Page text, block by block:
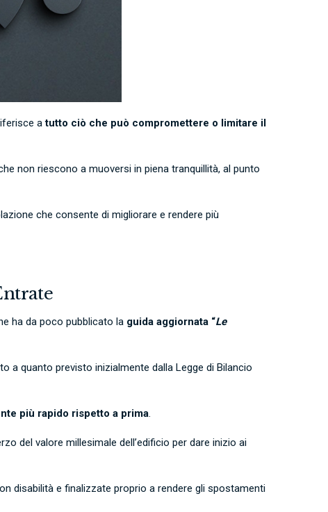
atutto ciò che può compromettere o limitare il
non riescono a muoversi in piena tranquillità, al punto
che consente di migliorare e rendere più
ha da poco pubblicato la guida aggiornata “Le
a quanto previsto inizialmente dalla Legge di Bilancio
più rapido rispetto a prima.
del valore millesimale dell’edificio per dare inizio ai
disabilità e finalizzate proprio a rendere gli spostamenti